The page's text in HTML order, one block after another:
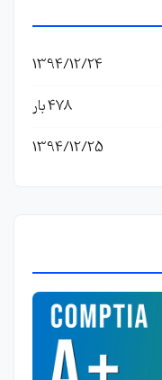
1394/12/24
478 بار
1394/12/25